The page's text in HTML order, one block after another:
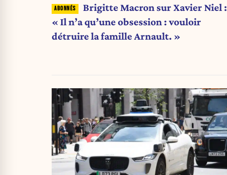
Brigitte Macron sur Xavier Niel :
« Il n’a qu’une obsession : vouloir
détruire la famille Arnault. »